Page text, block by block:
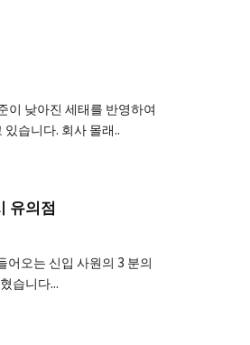
이 낮아진 세태를 반영하여
습니다. 회사 몰래..
유의점
어오는 신입 사원의 3 분의
습니다...